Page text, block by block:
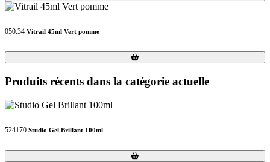
050.34 Vitrail 45ml Vert pomme
Loading...
Loading...
Produits récents dans la catégorie actuelle
524170 Studio Gel Brillant 100ml
Loading...
Loading...